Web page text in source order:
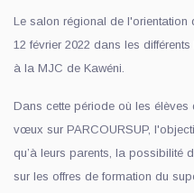
Le salon régional de l'orientation
12 février 2022 dans les
à la MJC de Kawéni.
Dans cette période où les élèves
vœux sur PARCOURSUP,
qu’à leurs parents, la possibilité
sur les offres de formation du